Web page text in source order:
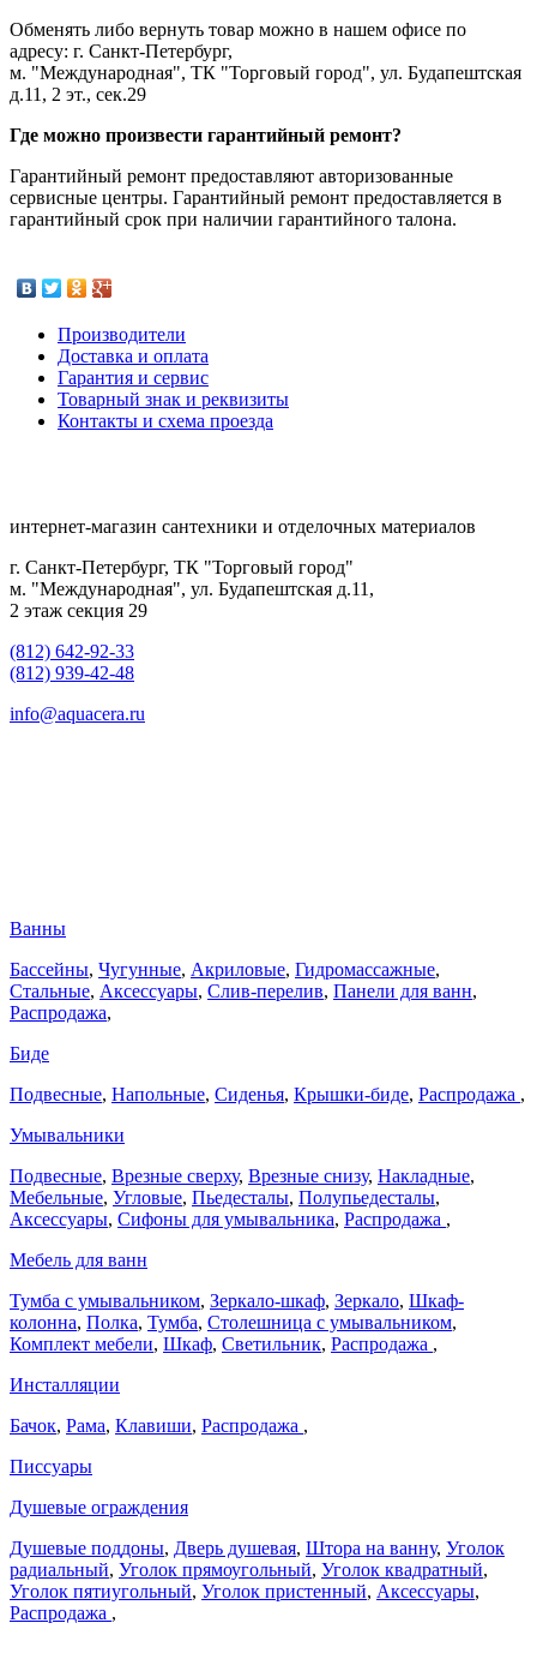
Обменять либо вернуть товар можно в нашем офисе по
адресу: г. Санкт-Петербург,
м. "Международная", ТК "Торговый город", ул. Будапештская
д.11, 2 эт., сек.29
Где можно произвести гарантийный ремонт?
Гарантийный ремонт предоставляют авторизованные
сервисные центры. Гарантийный ремонт предоставляется в
гарантийный срок при наличии гарантийного талона.
Производители
Доставка и оплата
Гарантия и сервис
Товарный знак и реквизиты
Контакты и схема проезда
интернет-магазин сантехники и отделочных материалов
г. Санкт-Петербург, ТК "Торговый город"
м. "Международная", ул. Будапештская д.11,
2 этаж секция 29
(812) 642-92-33
(812) 939-42-48
info@aquacera.ru
Ванны
Бассейны, Чугунные, Акриловые, Гидромассажные,
Стальные, Аксессуары, Слив-перелив, Панели для ванн,
Распродажа,
Биде
Подвесные, Напольные, Сиденья, Крышки-биде, Распродажа ,
Умывальники
Подвесные, Врезные сверху, Врезные снизу, Накладные,
Мебельные, Угловые, Пьедесталы, Полупьедесталы,
Аксессуары, Сифоны для умывальника, Распродажа ,
Мебель для ванн
Тумба с умывальником, Зеркало-шкаф, Зеркало, Шкаф-
колонна, Полка, Тумба, Столешница с умывальником,
Комплект мебели, Шкаф, Светильник, Распродажа ,
Инсталляции
Бачок, Рама, Клавиши, Распродажа ,
Писсуары
Душевые ограждения
Душевые поддоны, Дверь душевая, Штора на ванну, Уголок
радиальный, Уголок прямоугольный, Уголок квадратный,
Уголок пятиугольный, Уголок пристенный, Аксессуары,
Распродажа ,